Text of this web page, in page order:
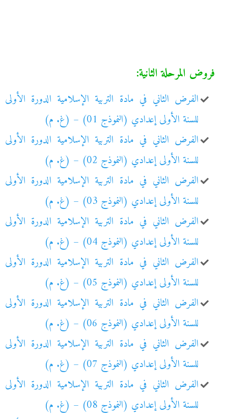
فروض المرحلة الثانية:
الفرض الثاني في مادة التربية الإسلامية الدورة الأولى
للسنة الأولى إعدادي (النموذج 01) – (غ. م)
الفرض الثاني في مادة التربية الإسلامية الدورة الأولى
للسنة الأولى إعدادي (النموذج 02) – (غ. م)
الفرض الثاني في مادة التربية الإسلامية الدورة الأولى
للسنة الأولى إعدادي (النموذج 03) – (غ. م)
الفرض الثاني في مادة التربية الإسلامية الدورة الأولى
للسنة الأولى إعدادي (النموذج 04) – (غ. م)
الفرض الثاني في مادة التربية الإسلامية الدورة الأولى
للسنة الأولى إعدادي (النموذج 05) – (غ. م)
الفرض الثاني في مادة التربية الإسلامية الدورة الأولى
للسنة الأولى إعدادي (النموذج 06) – (غ. م)
الفرض الثاني في مادة التربية الإسلامية الدورة الأولى
للسنة الأولى إعدادي (النموذج 07) – (غ. م)
الفرض الثاني في مادة التربية الإسلامية الدورة الأولى
للسنة الأولى إعدادي (النموذج 08) – (غ. م)